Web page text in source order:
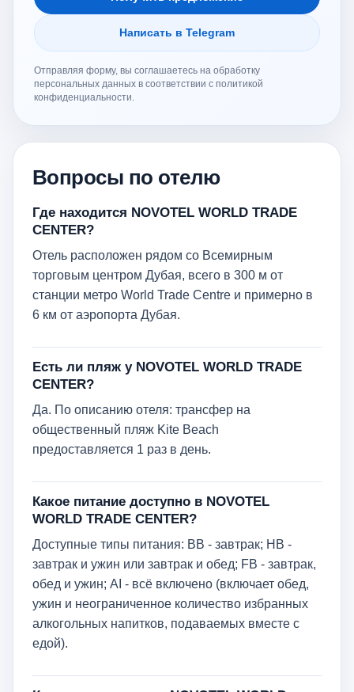
Написать в Telegram
Отправляя форму, вы соглашаетесь на обработку
персональных данных в соответствии с политикой
конфиденциальности.
Вопросы по отелю
Где находится NOVOTEL WORLD TRADE
CENTER?
Отель расположен рядом со Всемирным
торговым центром Дубая, всего в 300 м от
станции метро World Trade Centre и примерно в
6 км от аэропорта Дубая.
Есть ли пляж у NOVOTEL WORLD TRADE
CENTER?
Да. По описанию отеля: трансфер на
общественный пляж Kite Beach
предоставляется 1 раз в день.
Какое питание доступно в NOVOTEL
WORLD TRADE CENTER?
Доступные типы питания: BB - завтрак; HB -
завтрак и ужин или завтрак и обед; FB - завтрак,
обед и ужин; AI - всё включено (включает обед,
ужин и неограниченное количество избранных
алкогольных напитков, подаваемых вместе с
едой).